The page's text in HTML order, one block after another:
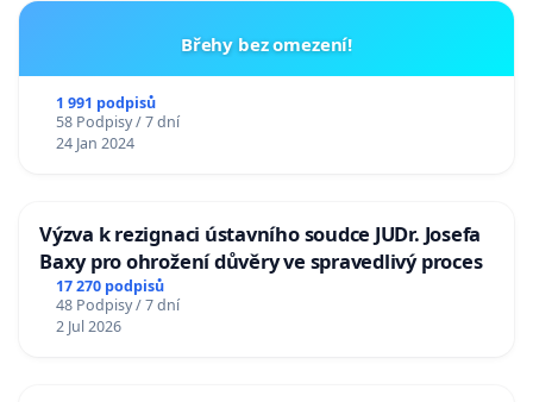
Břehy bez omezení!
1 991 podpisů
58 Podpisy / 7 dní
24 Jan 2024
Výzva k rezignaci ústavního soudce JUDr. Josefa
Baxy pro ohrožení důvěry ve spravedlivý proces
17 270 podpisů
48 Podpisy / 7 dní
2 Jul 2026